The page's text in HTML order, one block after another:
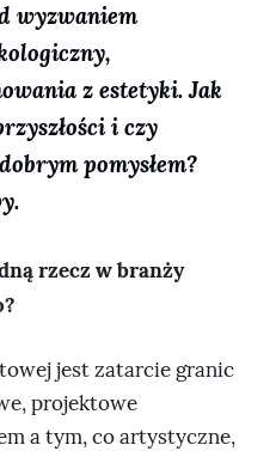
wyzwaniem
z estetyki. Jak
i czy
pomysłem?
rzecz w branży
jest zatarcie granic
projektowe
a tym, co artystyczne,